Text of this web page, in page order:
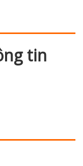
tin